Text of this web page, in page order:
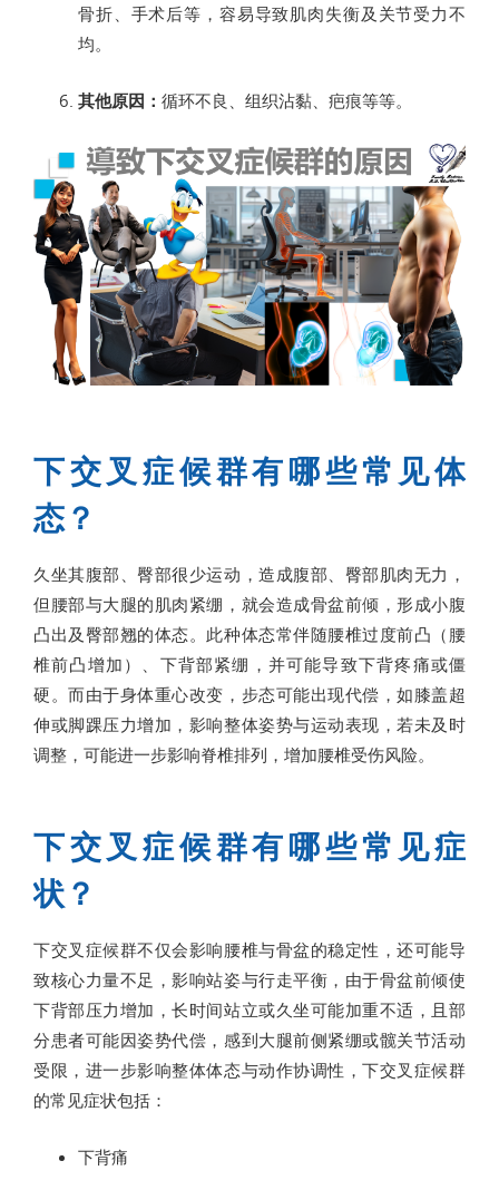
骨折、手术后等，容易导致肌肉失衡及关节受力不
均。
其他原因： 循环不良、组织沾黏、疤痕等等。
下交叉症候群有哪些常见体
态？
久坐其腹部、臀部很少运动，造成腹部、臀部肌肉无力，
但腰部与大腿的肌肉紧绷，就会造成骨盆前倾，形成小腹
凸出及臀部翘的体态。此种体态常伴随腰椎过度前凸（腰
椎前凸增加）、下背部紧绷，并可能导致下背疼痛或僵
硬。而由于身体重心改变，步态可能出现代偿，如膝盖超
伸或脚踝压力增加，影响整体姿势与运动表现，若未及时
调整，可能进一步影响脊椎排列，增加腰椎受伤风险。
下交叉症候群有哪些常见症
状？
下交叉症候群不仅会影响腰椎与骨盆的稳定性，还可能导
致核心力量不足，影响站姿与行走平衡，由于骨盆前倾使
下背部压力增加，长时间站立或久坐可能加重不适，且部
分患者可能因姿势代偿，感到大腿前侧紧绷或髋关节活动
受限，进一步影响整体体态与动作协调性，下交叉症候群
的常见症状包括：
下背痛